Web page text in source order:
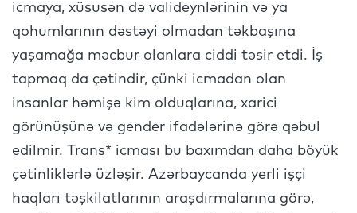
icmaya, xüsusən də valideynlərinin və ya
qohumlarının dəstəyi olmadan təkbaşına
yaşamağa məcbur olanlara ciddi təsir etdi. İş
tapmaq da çətindir, çünki icmadan olan
insanlar həmişə kim olduqlarına, xarici
görünüşünə və gender ifadələrinə görə qəbul
edilmir. Trans* icması bu baxımdan daha böyük
çətinliklərlə üzləşir. Azərbaycanda yerli işçi
haqları təşkilatlarının araşdırmalarına görə,